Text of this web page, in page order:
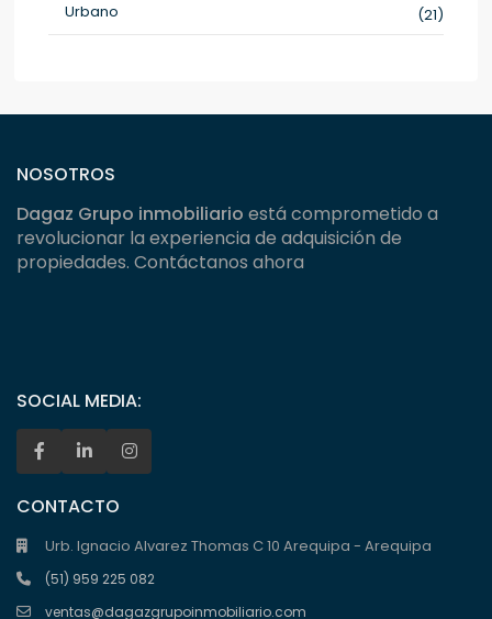
Urbano
(21)
NOSOTROS
Dagaz Grupo inmobiliario está comprometido a
revolucionar la experiencia de adquisición de
propiedades. Contáctanos ahora
SOCIAL MEDIA:
CONTACTO
Urb. Ignacio Alvarez Thomas C 10 Arequipa - Arequipa
(51) 959 225 082
ventas@dagazgrupoinmobiliario.com